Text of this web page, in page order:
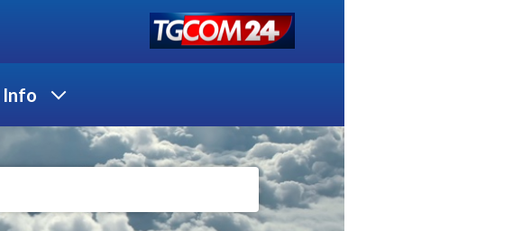
Info